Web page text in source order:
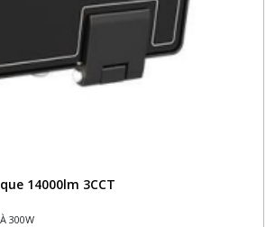
14000lm 3CCT
300W